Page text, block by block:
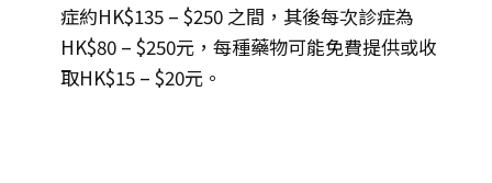
症約HK$135 – $250 之間，其後每次診症為
HK$80 – $250元，每種藥物可能免費提供或收
取HK$15 – $20元。